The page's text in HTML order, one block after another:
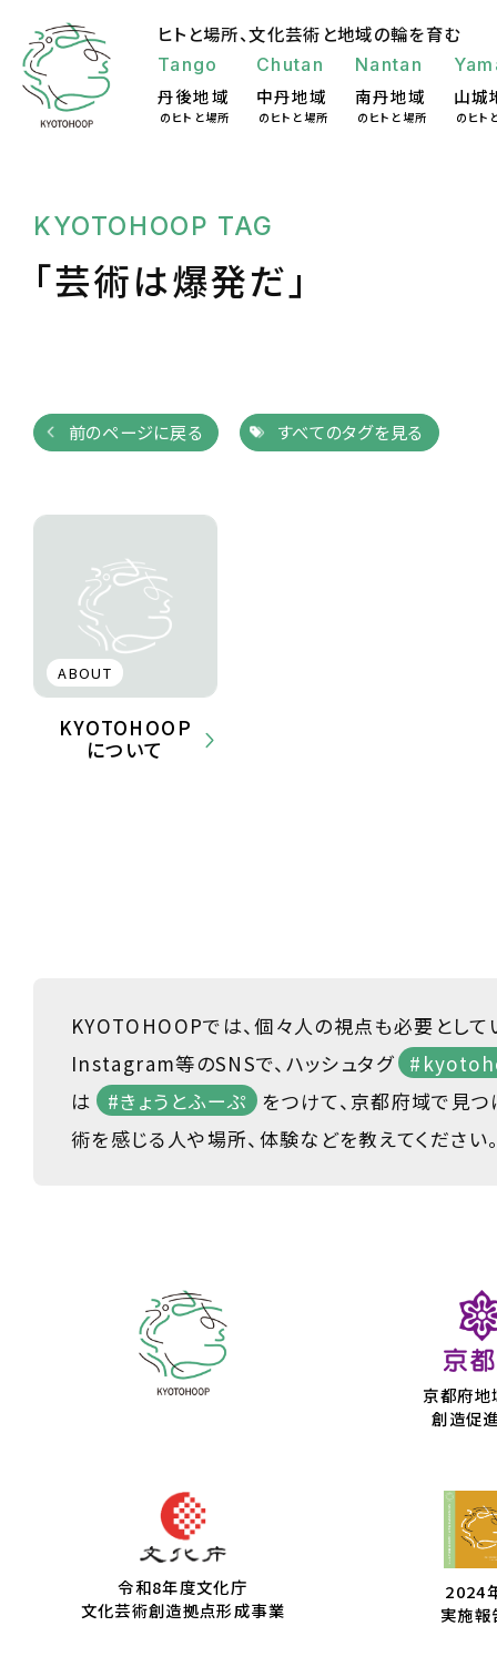
ヒトと場所、文化芸術と地域の輪を育む
Tango
丹後地域
のヒトと場所
Chutan
中丹地域
のヒトと場所
Nantan
南丹地域
のヒトと場所
山城
のヒト
KYOTOHOOP TAG
「芸術は爆発だ」
前のページに戻る すべてのタグを見る
ABOUT
KYOTOHOOP
について
KYOTOHOOPでは、個々人の視点も必要として
Instagram等のSNSで、ハッシュタグ
は
#きょうとふーぷ
をつけて、京都府域で見
術を感じる人や場所、体験などを教えてください
京都府地
創造促
令和8年度文化庁
文化芸術創造拠点形成事業
2024
実施報